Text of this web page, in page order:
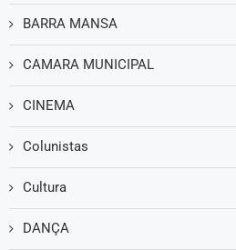
BARRA MANSA
CAMARA MUNICIPAL
CINEMA
Colunistas
Cultura
DANÇA